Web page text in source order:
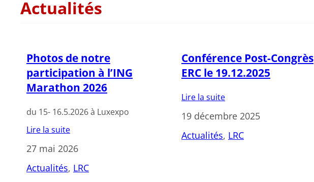
Actualités
Photos de notre
participation à l’ING
Marathon 2026
du 15- 16.5.2026 à Luxexpo
Lire la suite
27 mai 2026
Actualités, LRC
Conférence Post-Congrès
ERC le 19.12.2025
Lire la suite
19 décembre 2025
Actualités, LRC